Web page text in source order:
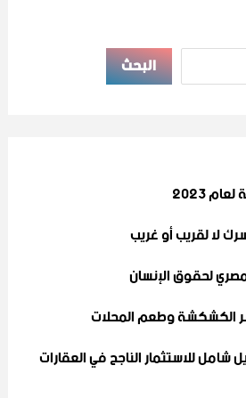
البحث
2023
لا لقريب أو غريب
لحقوق الإنسان
الكشكشة وطعم المحلات
شامل للاستثمار الناجح في العقارات